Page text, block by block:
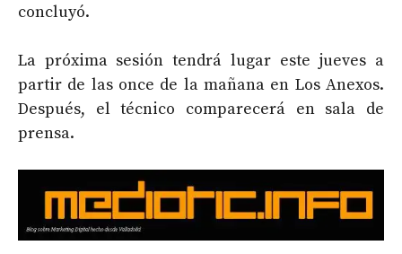
concluyó.
La próxima sesión tendrá lugar este jueves a
partir de las once de la mañana en Los Anexos.
Después, el técnico comparecerá en sala de
prensa.